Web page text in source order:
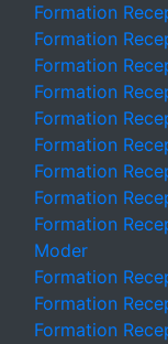
Formation
Formation
Formation
Formation
Formation
Formation
Formation
Formation
Formation
Moder
Formation
Formation
Formation